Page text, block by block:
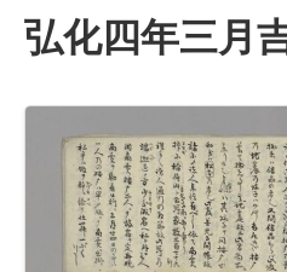
弘化四年三月